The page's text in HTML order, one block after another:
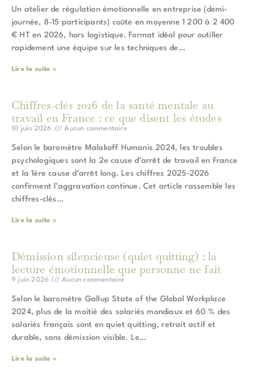
Un atelier de régulation émotionnelle en entreprise (demi-
journée, 8-15 participants) coûte en moyenne 1 200 à 2 400
€ HT en 2026, hors logistique. Format idéal pour outiller
rapidement une équipe sur les techniques de…
Lire la suite »
Chiffres-clés 2026 de la santé mentale au
travail en France : ce que disent les études
10 juin 2026 Aucun commentaire
Selon le baromètre Malakoff Humanis 2024, les troubles
psychologiques sont la 2e cause d’arrêt de travail en France
et la 1ère cause d’arrêt long. Les chiffres 2025-2026
confirment l’aggravation continue. Cet article rassemble les
chiffres-clés…
Lire la suite »
Démission silencieuse (quiet quitting) : la
lecture émotionnelle que personne ne fait
9 juin 2026 Aucun commentaire
Selon le baromètre Gallup State of the Global Workplace
2024, plus de la moitié des salariés mondiaux et 60 % des
salariés français sont en quiet quitting, retrait actif et
durable, sans démission visible. Le…
Lire la suite »